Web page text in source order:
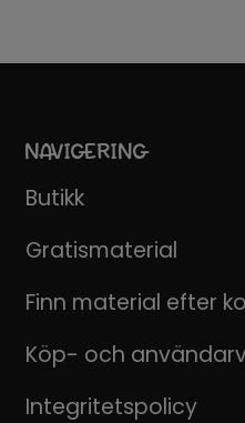
NAVIGERING
Butikk
Gratismaterial
Finn material efter
Köp- och
Integritetspolicy